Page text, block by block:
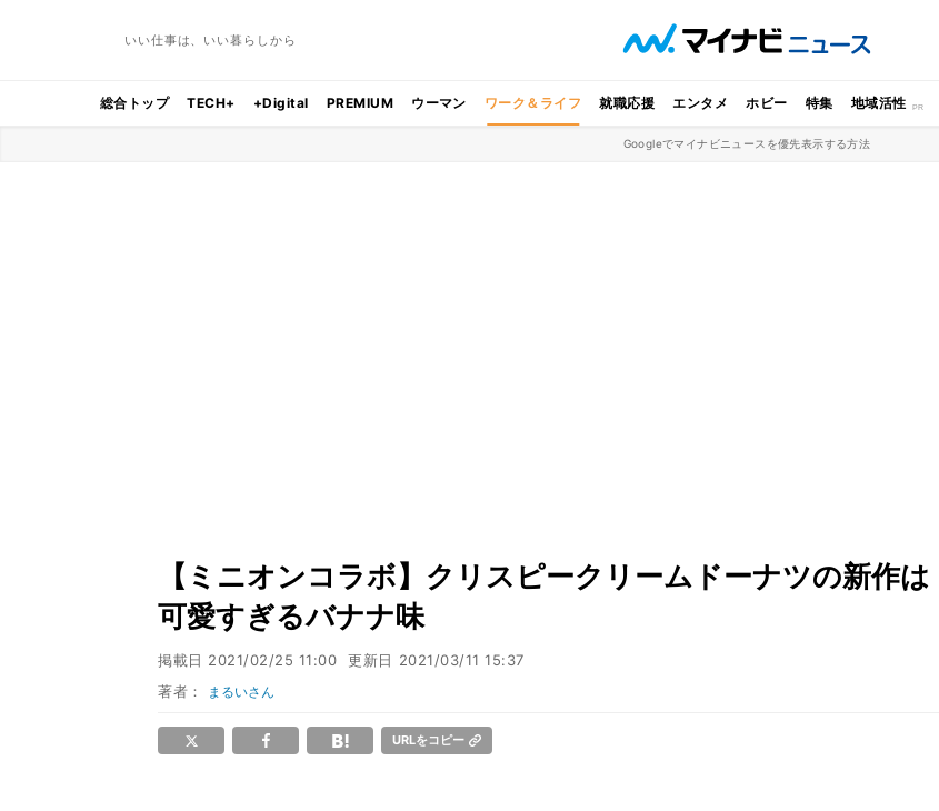
いい仕事は、いい暮らしから
総合トップ TECH+ +Digital PREMIUM ウーマン ワーク＆ライフ 就職応援 エンタメ ホビー 特集 地域活性
Googleでマイナビニュースを優先表示する方法
【ミニオンコラボ】クリスピークリームドーナツの新作は
可愛すぎるバナナ味
掲載日 2021/02/25 11:00 更新日 2021/03/11 15:37
著者：
まるいさん
URLをコピー